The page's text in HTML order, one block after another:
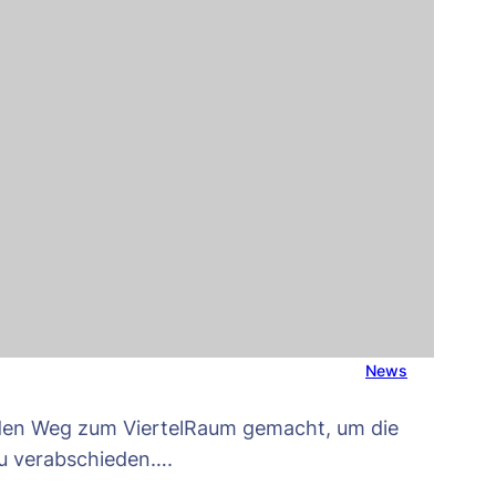
News
Weg zum ViertelRaum gemacht, um die
verabschieden….